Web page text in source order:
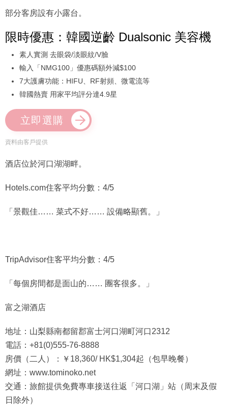
部分客房設有小露台。
限時優惠：韓國逆齡 Dualsonic 美容機
素人實測 去眼袋/淡眼紋/V臉
輸入「NMG100」優惠碼額外減$100
7大護膚功能：HIFU、RF射頻、微電流等
韓國熱賣 用家平均評分達4.9星
立即選購
資料由客戶提供
酒店位於河口湖湖畔。
Hotels.com住客平均分數：4/5
「景觀佳…… 菜式不好…… 設備略顯舊。」
TripAdvisor住客平均分數：4/5
「每個房間都是面山的…… 團客很多。」
富之湖酒店
地址：山梨縣南都留郡富士河口湖町河口2312
電話：+81(0)555-76-8888
房價（二人）：￥18,360/ HK$1,304起（包早晚餐）
網址：www.tominoko.net
交通：旅館提供免費專車接送往返「河口湖」站（周末及假
日除外）